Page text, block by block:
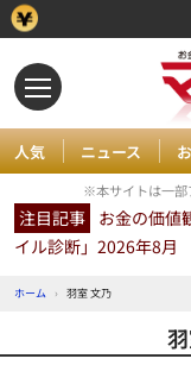
人気 ニュース
※本サイトは一部
注目記事 お金の価値
イル診断」2026年8月
ホーム › 羽室 文乃